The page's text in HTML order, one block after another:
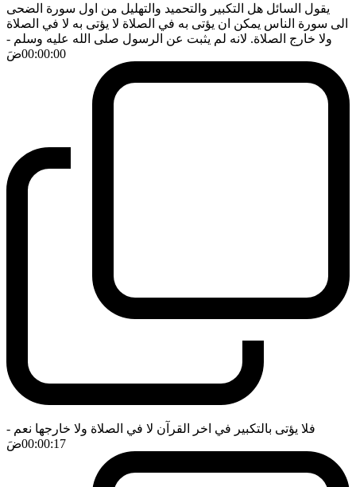
يقول السائل هل التكبير والتحميد والتهليل من اول سورة الضحى
الى سورة الناس يمكن ان يؤتى به في الصلاة لا يؤتى به لا في الصلاة
ولا خارج الصلاة. لانه لم يثبت عن الرسول صلى الله عليه وسلم -
00:00:00ضَ
فلا يؤتى بالتكبير في اخر القرآن لا في الصلاة ولا خارجها نعم -
00:00:17ضَ